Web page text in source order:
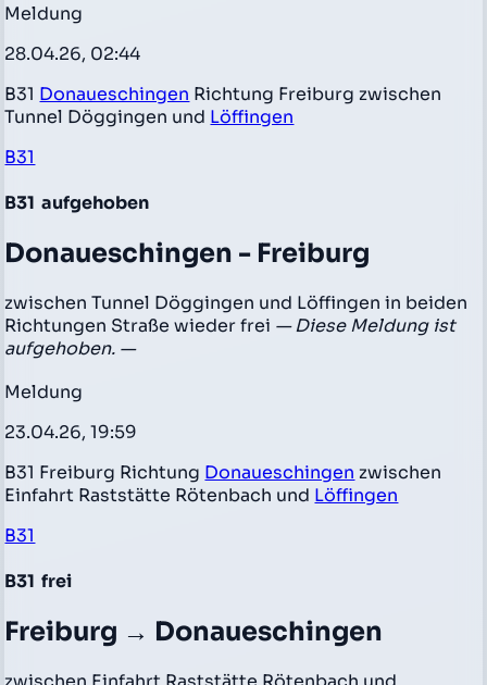
Meldung
28.04.26, 02:44
B31 Donaueschingen Richtung Freiburg zwischen
Tunnel Döggingen und Löffingen
B31
B31 aufgehoben
Donaueschingen - Freiburg
zwischen Tunnel Döggingen und Löffingen in beiden
Richtungen Straße wieder frei — Diese Meldung ist
aufgehoben. —
Meldung
23.04.26, 19:59
B31 Freiburg Richtung Donaueschingen zwischen
Einfahrt Raststätte Rötenbach und Löffingen
B31
B31 frei
Freiburg → Donaueschingen